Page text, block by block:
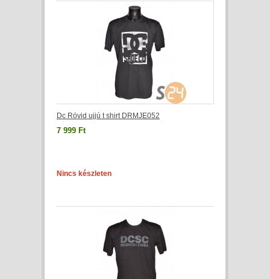
Dc Rövid ujjú t shirt DRMJE052
7 999 Ft
Nincs készleten